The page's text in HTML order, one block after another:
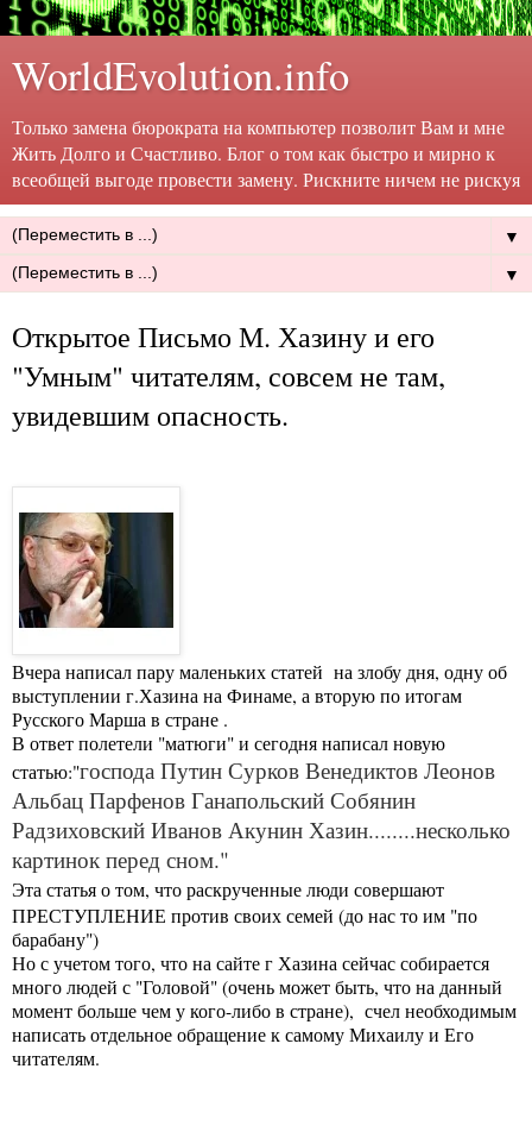
WorldEvolution.info
Только замена бюрократа на компьютер позволит Вам и мне
Жить Долго и Счастливо. Блог о том как быстро и мирно к
всеобщей выгоде провести замену. Рискните ничем не рискуя
▼
▼
Открытое Письмо М. Хазину и его
"Умным" читателям, совсем не там,
увидевшим опасность.
Вчера написал пару маленьких статей на злобу дня, одну об
выступлении г.Хазина на Финаме, а вторую по итогам
Русского Марша в стране .
В ответ полетели "матюги" и сегодня написал новую
статью:"господа Путин Сурков Венедиктов Леонов
Альбац Парфенов Ганапольский Собянин
Радзиховский Иванов Акунин Хазин........несколько
картинок перед сном."
Эта статья о том, что раскрученные люди совершают
ПРЕСТУПЛЕНИЕ против своих семей (до нас то им "по
барабану")
Но с учетом того, что на сайте г Хазина сейчас собирается
много людей с "Головой" (очень может быть, что на данный
момент больше чем у кого-либо в стране), счел необходимым
написать отдельное обращение к самому Михаилу и Его
читателям.